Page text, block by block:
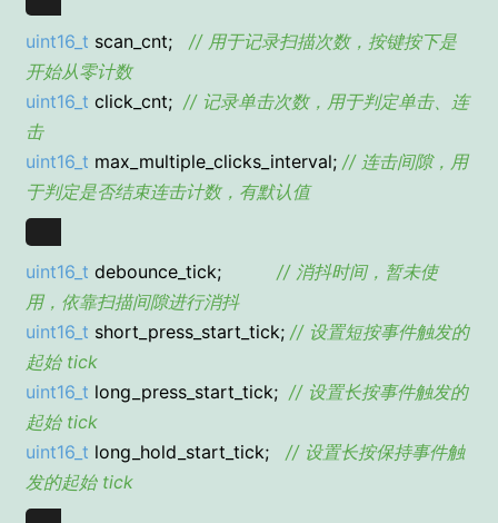
uint16_t scan_cnt; // 用于记录扫描次数，按键按下是
开始从零计数
uint16_t click_cnt; // 记录单击次数，用于判定单击、连
击
uint16_t max_multiple_clicks_interval; // 连击间隙，用
于判定是否结束连击计数，有默认值
uint16_t debounce_tick; // 消抖时间，暂未使
用，依靠扫描间隙进行消抖
uint16_t short_press_start_tick; // 设置短按事件触发的
起始 tick
uint16_t long_press_start_tick; // 设置长按事件触发的
起始 tick
uint16_t long_hold_start_tick; // 设置长按保持事件触
发的起始 tick